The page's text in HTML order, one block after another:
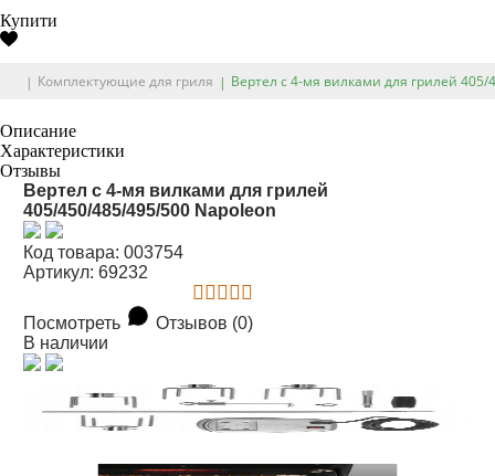
Купити
Комплектующие для гриля Вертел с 4-мя вилками для грилей
Описание
Характеристики
Отзывы
Вертел с 4-мя вилками для грилей
405/450/485/495/500 Napoleon
Код товара: 003754
Артикул: 69232
Посмотреть
Отзывов (0)
В наличии